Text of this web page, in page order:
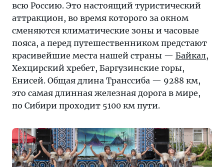
всю Россию. Это настоящий туристический
аттракцион, во время которого за окном
сменяются климатические зоны и часовые
пояса, а перед путешественником предстают
красивейшие места нашей страны — Байкал,
Хехцирский хребет, Баргузинские горы,
Енисей. Общая длина Транссиба — 9288 км,
это самая длинная железная дорога в мире,
по Сибири проходит 5100 км пути.